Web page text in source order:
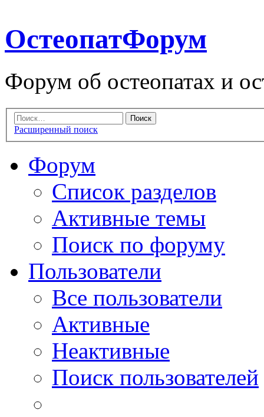
ОстеопатФорум
Форум об остеопатах и
Расширенный поиск
Форум
Список разделов
Активные темы
Поиск по форуму
Пользователи
Все пользователи
Активные
Неактивные
Поиск пользователей